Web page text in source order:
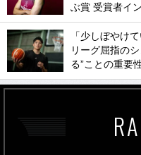
ぶ賞 受賞者イ
「少しぼやけ
リーグ屈指の
る”ことの重要